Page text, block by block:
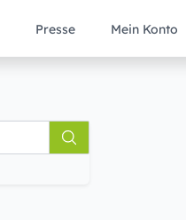
Presse Mein Konto